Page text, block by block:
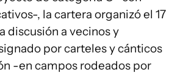
, la cartera organizó el 17
discusión a vecinos y
por carteles y cánticos
-en campos rodeados por